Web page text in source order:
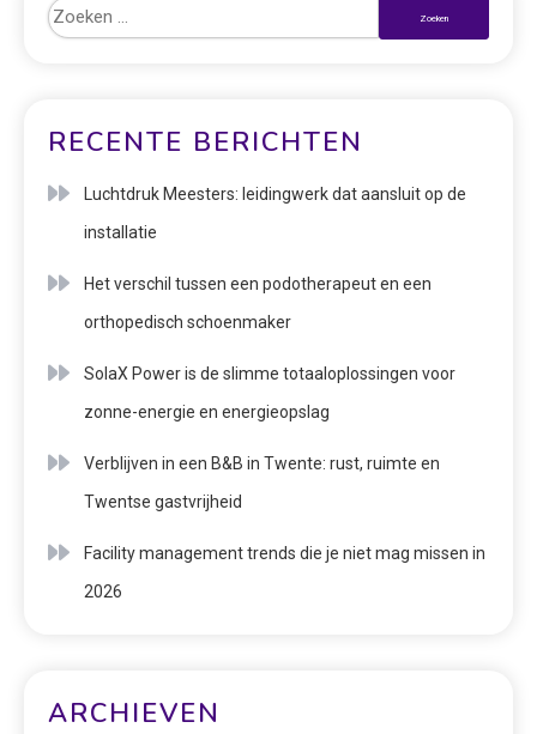
RECENTE BERICHTEN
Luchtdruk Meesters: leidingwerk dat aansluit op de
installatie
Het verschil tussen een podotherapeut en een
orthopedisch schoenmaker
SolaX Power is de slimme totaaloplossingen voor
zonne-energie en energieopslag
Verblijven in een B&B in Twente: rust, ruimte en
Twentse gastvrijheid
Facility management trends die je niet mag missen in
2026
ARCHIEVEN